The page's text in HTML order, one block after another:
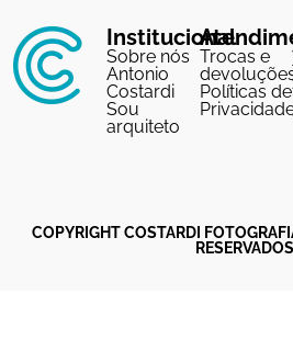
Institucional
Sobre nós
Antonio
Costardi
Sou
arquiteto
Trocas e
Políticas de
COPYRIGHT COSTARDI